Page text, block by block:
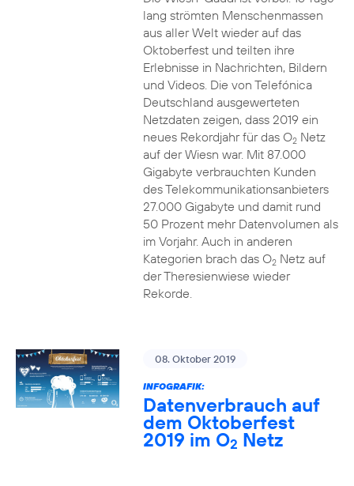
lang strömten Menschenmassen
aus aller Welt wieder auf das
Oktoberfest und teilten ihre
Erlebnisse in Nachrichten, Bildern
und Videos. Die von Telefónica
Deutschland ausgewerteten
Netzdaten zeigen, dass 2019 ein
neues Rekordjahr für das O2Netz
auf der Wiesn war. Mit 87.000
Gigabyte verbrauchten Kunden
des Telekommunikationsanbieters
27.000 Gigabyte und damit rund
50 Prozent mehr Datenvolumen als
im Vorjahr. Auch in anderen
Kategorien brach das O2Netz auf
der Theresienwiese wieder
Rekorde.
08. Oktober 2019
INFOGRAFIK:
Datenverbrauch auf
dem Oktoberfest
2019 im O2 Netz